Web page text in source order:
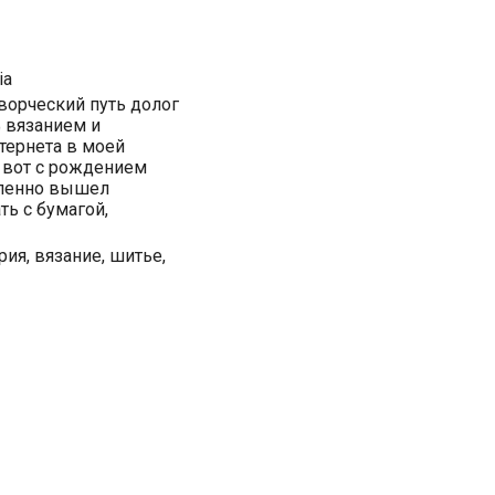
путь долог
вязанием и
в моей
вот с рождением
вышел
с бумагой,
вязание, шитье,